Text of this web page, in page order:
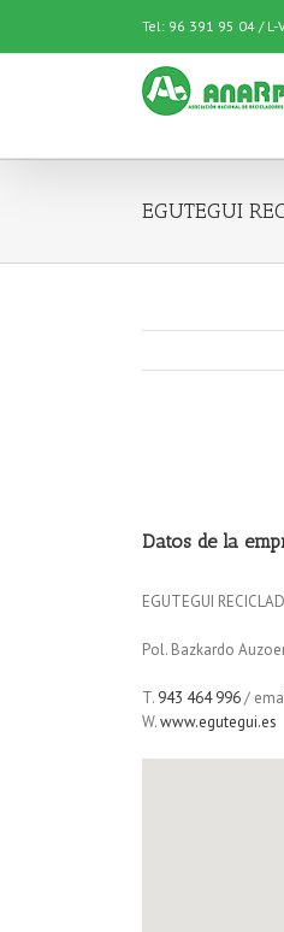
Tel: 96 391 95 04 / L-
EGUTEGUI
Datos de la
EGUTEGUI
Pol. Bazkardo
T. 943 464 996/
W.www.egutegui.es